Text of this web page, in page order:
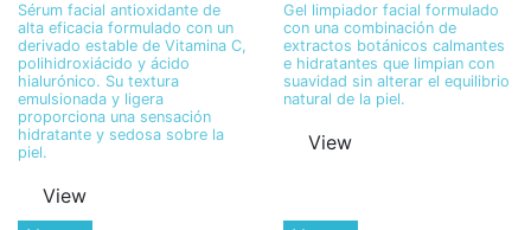
Sérum facial antioxidante de
alta eficacia formulado con un
derivado estable de Vitamina C,
polihidroxiácido y ácido
hialurónico. Su textura
emulsionada y ligera
proporciona una sensación
hidratante y sedosa sobre la
piel.
View
Gel limpiador facial formulado
con una combinación de
extractos botánicos calmantes
e hidratantes que limpian con
suavidad sin alterar el equilibrio
natural de la piel.
View